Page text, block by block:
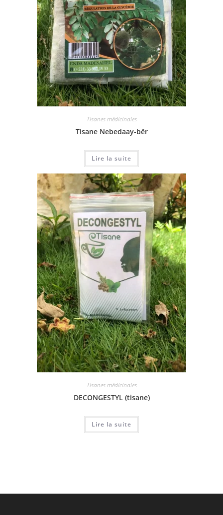
Tisanes médicinales
Tisane Nebedaay-bër
Lire la suite
Tisanes médicinales
DECONGESTYL (tisane)
Lire la suite